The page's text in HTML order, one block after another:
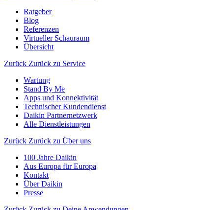
Ratgeber
Blog
Referenzen
Virtueller Schauraum
Übersicht
Zurück Zurück zu Service
Wartung
Stand By Me
Apps und Konnektivität
Technischer Kundendienst
Daikin Partnernetzwerk
Alle Dienstleistungen
Zurück Zurück zu Über uns
100 Jahre Daikin
Aus Europa für Europa
Kontakt
Über Daikin
Presse